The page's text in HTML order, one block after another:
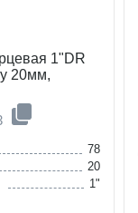
1"DR
20мм,
78
20
1"